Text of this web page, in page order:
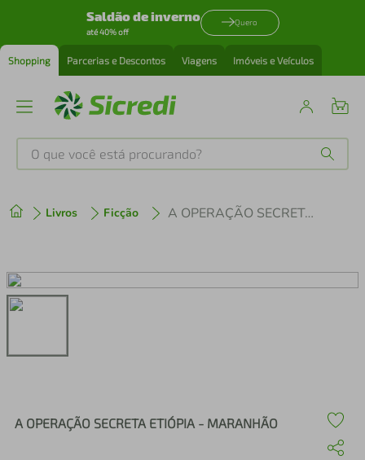
Saldão de inverno
até 40% off
Quero
Shopping Parcerias e Descontos Viagens Imóveis e Veículos
O que você está procurando?
Livros Ficção A OPERAÇÃO SECRETA ETIÓPIA - MARANHÃO
A OPERAÇÃO SECRETA ETIÓPIA - MARANHÃO
2º cafeteira